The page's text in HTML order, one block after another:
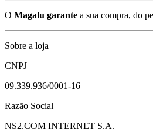
O Magalu garante a sua compra, do
Sobre a loja
CNPJ
09.339.936/0001-16
Razão Social
NS2.COM INTERNET S.A.